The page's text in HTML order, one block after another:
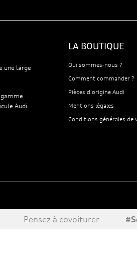
une large
Audi.
LA BOUTIQUE
Qui sommes-nous ?
Comment commander ?
Pièces d'origine Audi
Mentions légales
Conditions générales de
Pensez à covoiturer